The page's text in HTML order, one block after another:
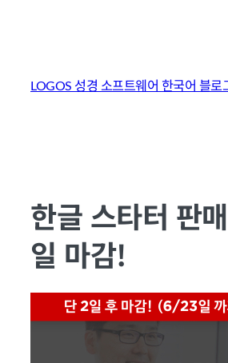
LOGOS 성경 소프트웨어 한국어 블로
한글 스타터 판
일 마감!